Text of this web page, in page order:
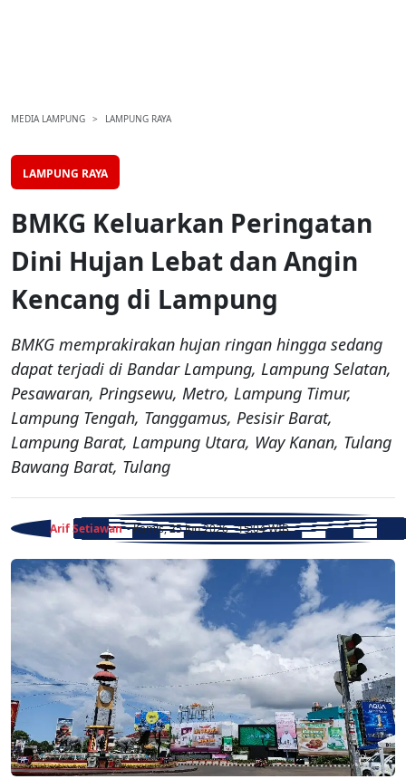
MEDIA LAMPUNG LAMPUNG RAYA
LAMPUNG RAYA
BMKG Keluarkan Peringatan
Dini Hujan Lebat dan Angin
Kencang di Lampung
BMKG memprakirakan hujan ringan hingga sedang
dapat terjadi di Bandar Lampung, Lampung Selatan,
Pesawaran, Pringsewu, Metro, Lampung Timur,
Lampung Tengah, Tanggamus, Pesisir Barat,
Lampung Barat, Lampung Utara, Way Kanan, Tulang
Bawang Barat, Tulang
Arif Setiawan - Kamis, 25 Jun 2026 - 15:04 WIB